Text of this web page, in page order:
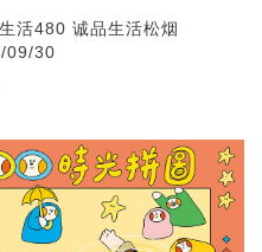
活480 诚品生活松烟
09/30